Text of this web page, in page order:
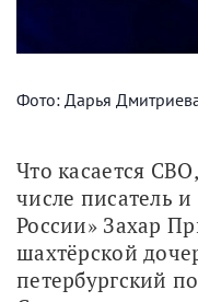
Фото: Дарья
Что касается
числе писатель
России» Захар
шахтёрской
петербургский